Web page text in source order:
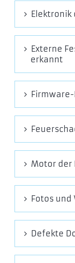
Externe
erkannt
Motor der
Fotos und
Defekte